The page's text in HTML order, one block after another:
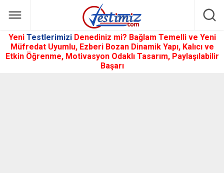
Yeni Testlerimizi Denediniz mi? Bağlam Temelli ve Yeni
Müfredat Uyumlu, Ezberi Bozan Dinamik Yapı, Kalıcı ve
Etkin Öğrenme, Motivasyon Odaklı Tasarım, Paylaşılabilir
Başarı